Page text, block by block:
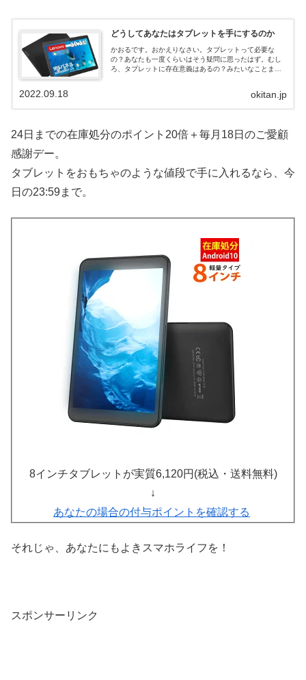
どうしてあなたはタブレットを手にするのか
かおるです。おかえりなさい。タブレットって必要な
の？あなたも一度くらいはそう疑問に思ったはず。むし
ろ、タブレットに存在意義はあるの？みたいなことまで
okitan.jp
2022.09.18
24日までの在庫処分のポイント20倍＋毎月18日のご愛顧
感謝デー。
タブレットをおもちゃのような値段で手に入れるなら、今
日の23:59まで。
8インチタブレットが実質6,120円(税込・送料無料)
↓
あなたの場合の付与ポイントを確認する
それじゃ、あなたにもよきスマホライフを！
スポンサーリンク